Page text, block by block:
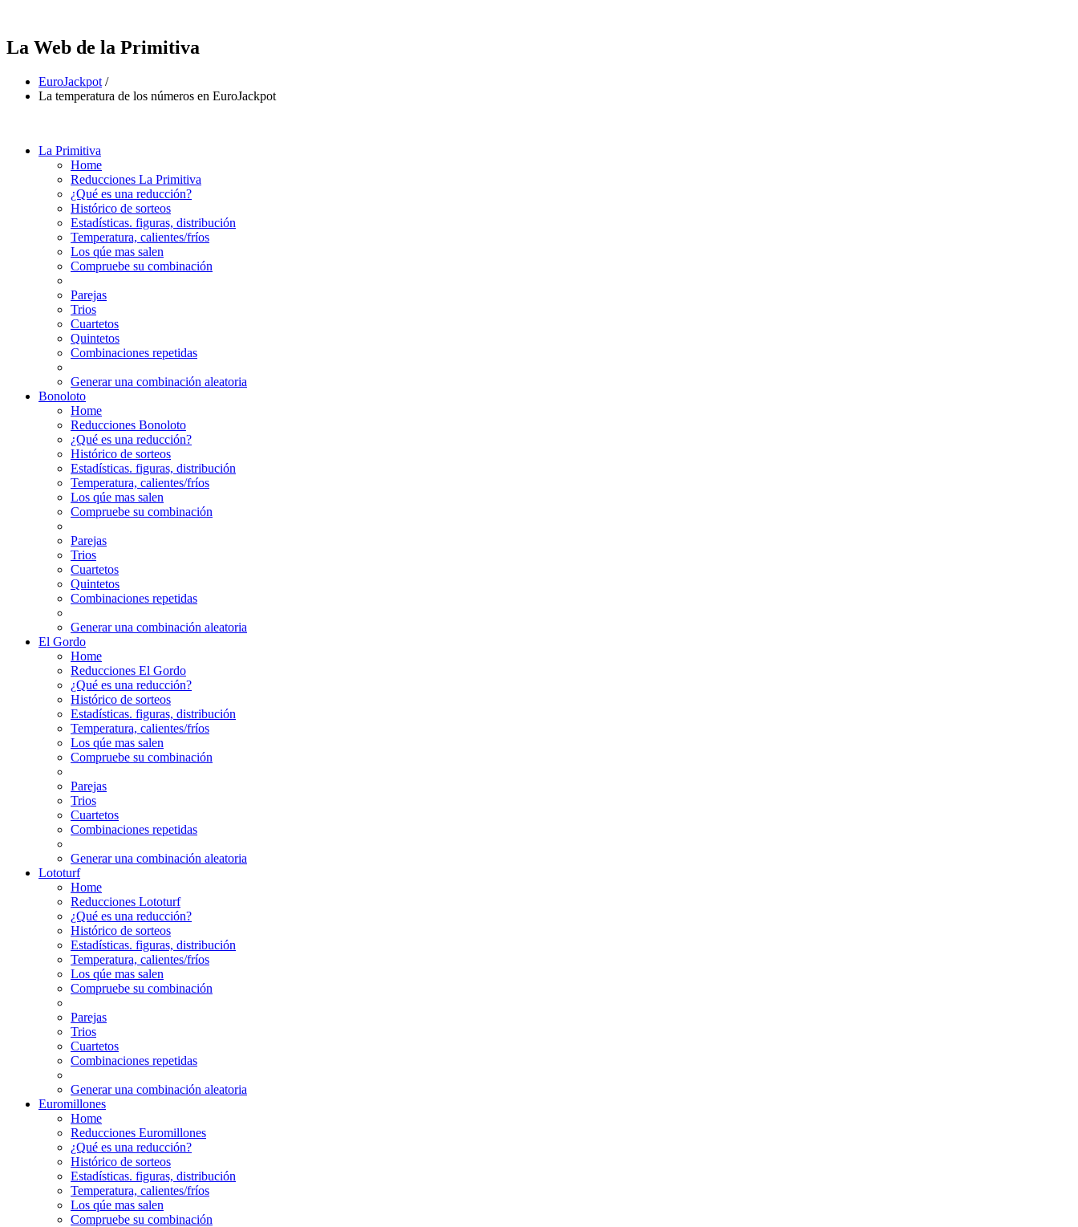
La Web de la Primitiva
EuroJackpot /
La temperatura de los números en EuroJackpot
La Primitiva
Home
Reducciones La Primitiva
¿Qué es una reducción?
Histórico de sorteos
Estadísticas. figuras, distribución
Temperatura, calientes/fríos
Los qúe mas salen
Compruebe su combinación
Parejas
Trios
Cuartetos
Quintetos
Combinaciones repetidas
Generar una combinación aleatoria
Bonoloto
Home
Reducciones Bonoloto
¿Qué es una reducción?
Histórico de sorteos
Estadísticas. figuras, distribución
Temperatura, calientes/fríos
Los qúe mas salen
Compruebe su combinación
Parejas
Trios
Cuartetos
Quintetos
Combinaciones repetidas
Generar una combinación aleatoria
El Gordo
Home
Reducciones El Gordo
¿Qué es una reducción?
Histórico de sorteos
Estadísticas. figuras, distribución
Temperatura, calientes/fríos
Los qúe mas salen
Compruebe su combinación
Parejas
Trios
Cuartetos
Combinaciones repetidas
Generar una combinación aleatoria
Lototurf
Home
Reducciones Lototurf
¿Qué es una reducción?
Histórico de sorteos
Estadísticas. figuras, distribución
Temperatura, calientes/fríos
Los qúe mas salen
Compruebe su combinación
Parejas
Trios
Cuartetos
Combinaciones repetidas
Generar una combinación aleatoria
Euromillones
Home
Reducciones Euromillones
¿Qué es una reducción?
Histórico de sorteos
Estadísticas. figuras, distribución
Temperatura, calientes/fríos
Los qúe mas salen
Compruebe su combinación